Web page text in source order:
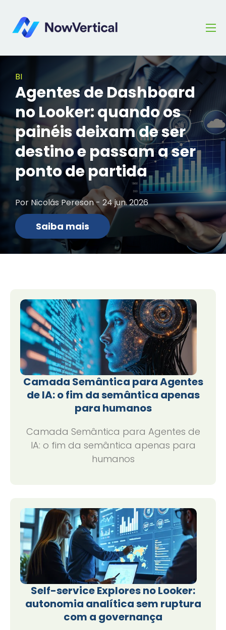
BI
Agentes de Dashboard
no Looker: quando os
painéis deixam de ser
destino e passam a ser
ponto de partida
Por Nicolás Pereson - 24 jun. 2026
Saiba mais
Camada Semântica para Agentes
de IA: o fim da semântica apenas
para humanos
Camada Semântica para Agentes de
IA: o fim da semântica apenas para
humanos
Self-service Explores no Looker:
autonomia analítica sem ruptura
com a governança